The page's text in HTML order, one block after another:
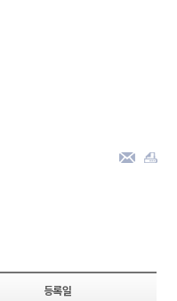
등록일